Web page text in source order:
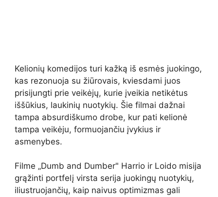
Kelionių komedijos turi kažką iš esmės juokingo,
kas rezonuoja su žiūrovais, kviesdami juos
prisijungti prie veikėjų, kurie įveikia netikėtus
iššūkius, laukinių nuotykių. Šie filmai dažnai
tampa absurdiškumo drobe, kur pati kelionė
tampa veikėju, formuojančiu įvykius ir
asmenybes.
Filme „Dumb and Dumber" Harrio ir Loido misija
grąžinti portfelį virsta serija juokingų nuotykių,
iliustruojančių, kaip naivus optimizmas gali